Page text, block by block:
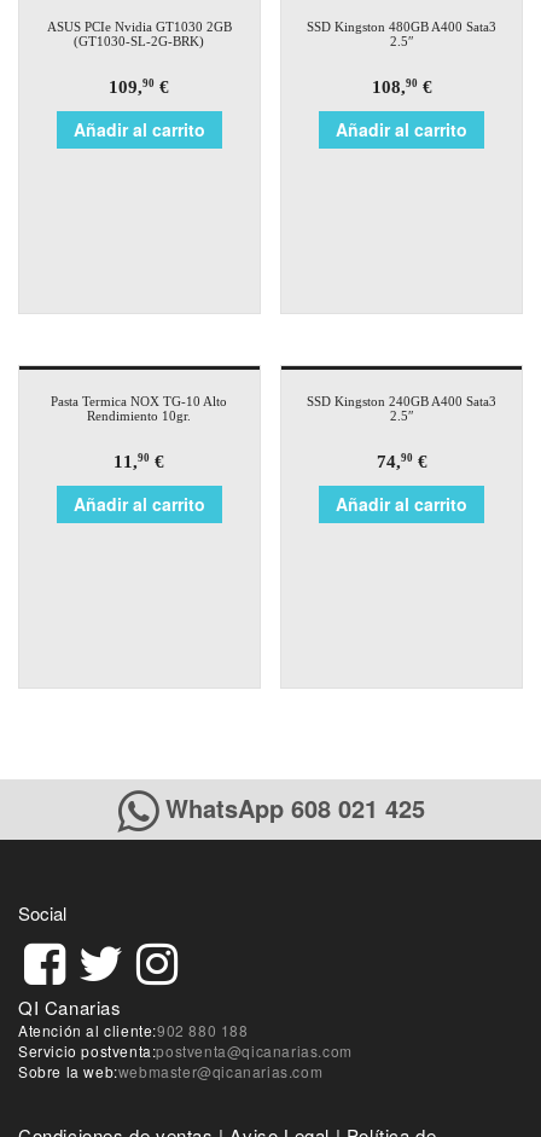
ASUS PCIe Nvidia GT1030 2GB
(GT1030-SL-2G-BRK)
109,90 €
Añadir al carrito
SSD Kingston 480GB A400 Sata3
2.5″
108,90€
Añadir al carrito
Pasta Termica NOX TG-10 Alto
Rendimiento 10gr.
11,90 €
Añadir al carrito
SSD Kingston 240GB A400 Sata3
2.5″
74,90€
Añadir al carrito
WhatsApp 608 021 425
Social
QI Canarias
Atención al cliente:902 880 188
Servicio postventa:postventa@qicanarias.com
Sobre la web:webmaster@qicanarias.com